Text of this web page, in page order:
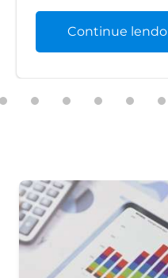
Continue lendo